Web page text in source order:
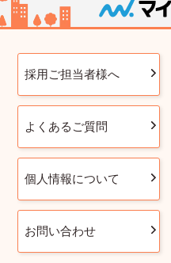
採用ご担当者様へ
よくあるご質問
個人情報について
お問い合わせ